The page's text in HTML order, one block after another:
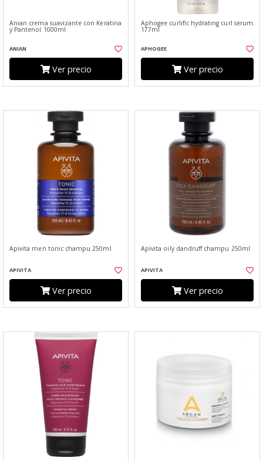
Anian crema suavizante con Keratina
y Pantenol 1000ml
ANIAN
Ver precio
Aphogee curlific hydrating curl serum
177ml
APHOGEE
Ver precio
Apivita men tonic champu 250ml
APIVITA
Ver precio
Apivita oily dandruff champu 250ml
APIVITA
Ver precio